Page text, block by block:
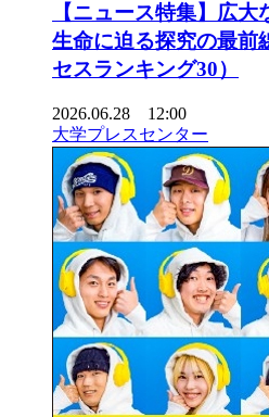
【ニュース特集】広
生命に迫る探究の最前
セスランキング30）
2026.06.28 12:00
大学プレスセンター